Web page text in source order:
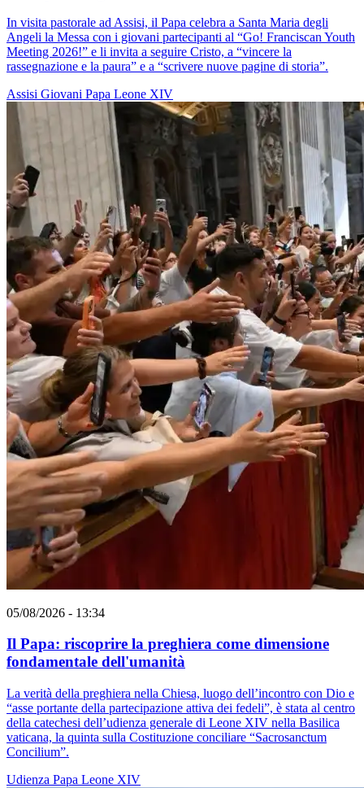
In visita pastorale ad Assisi, il Papa celebra a Santa Maria degli
Angeli la Messa con i giovani partecipanti al “Go! Franciscan Youth
Meeting 2026!” e li invita a seguire Cristo, a “vincere la
rassegnazione e la paura” e a “scrivere nuove pagine di storia”.
Assisi Giovani Papa Leone XIV
05/08/2026 - 13:34
Il Papa: riscoprire la preghiera come dimensione
fondamentale dell'umanità
La verità della preghiera nella Chiesa, luogo dell’incontro con Dio e
“asse portante della partecipazione attiva dei fedeli”, è stata al centro
della catechesi dell’udienza generale di Leone XIV nella Basilica
vaticana, la quinta sulla Costituzione conciliare “Sacrosanctum
Concilium”.
Udienza Papa Leone XIV